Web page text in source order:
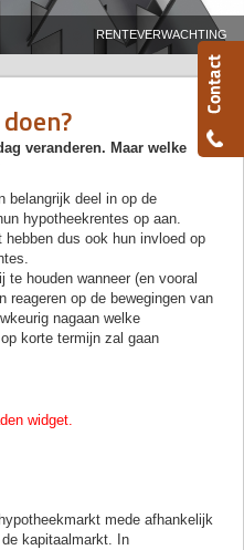
RENTEVERWACHTING
veranderen. Maar welke
belangrijk deel in op de
hypotheekrentes op aan.
dus ook hun invloed op
te houden wanneer (en vooral
reageren op de bewegingen van
nagaan welke
korte termijn zal gaan
widget.
mede afhankelijk
kapitaalmarkt. In